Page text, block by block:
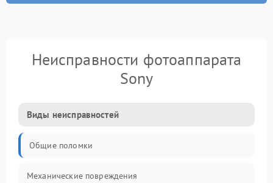
Неисправности фотоаппарата
Sony
Виды неисправностей
Общие поломки
Механические повреждения